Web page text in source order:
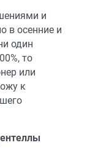
и
в осенние и
один
то
или
к